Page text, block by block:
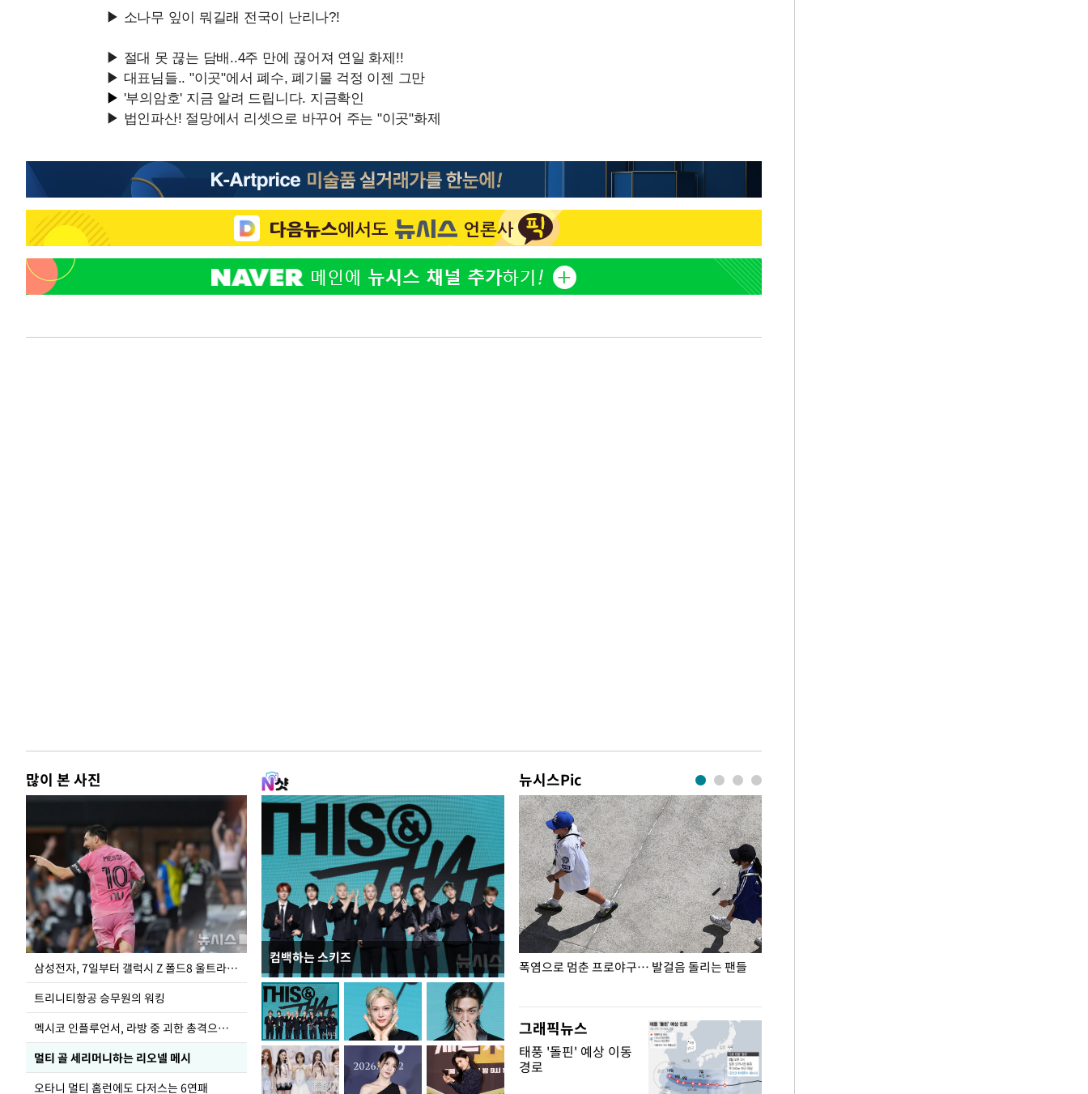
많이 본 사진
삼성전자, 7일부터 갤럭시 Z 폴드8 울트라·폴드8·플립8 출시
트리니티항공 승무원의 워킹
멕시코 인플루언서, 라방 중 괴한 총격으로 사망
멀티 골 세리머니하는 리오넬 메시
오타니 멀티 홈런에도 다저스는 6연패
컴백하는 스키즈
뉴시스Pic
입추 하루 앞둔 전남광주… 열화상 카메라에 담긴
폭염
폭염으로 멈춘 프로야구… 발걸음 돌리는 팬들
그래픽뉴스
태풍 '돌핀' 예상 이동
경로